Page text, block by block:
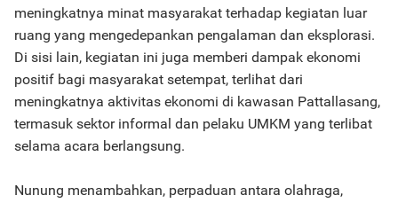
meningkatnya minat masyarakat terhadap kegiatan luar
ruang yang mengedepankan pengalaman dan eksplorasi.
Di sisi lain, kegiatan ini juga memberi dampak ekonomi
positif bagi masyarakat setempat, terlihat dari
meningkatnya aktivitas ekonomi di kawasan Pattallasang,
termasuk sektor informal dan pelaku UMKM yang terlibat
selama acara berlangsung.
Nunung menambahkan, perpaduan antara olahraga,